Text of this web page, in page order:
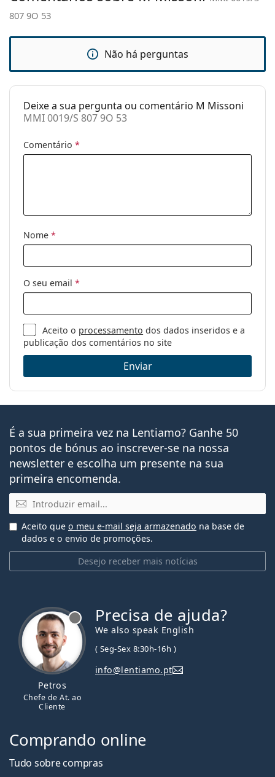
Estojo:
Pano de
Sim
Outros
Categoria:
Óculos de sol
Uso:
Moda
807 9O 53
Não há perguntas
Deixe a sua pergunta ou comentário M Missoni
MMI 0019/S 807 9O 53
Comentário *
Nome *
O seu email *
Aceito o processamento dos dados inseridos e a
publicação dos comentários no site
Enviar
É a sua primeira vez na Lentiamo? Ganhe 50
pontos de bónus ao inscrever-se na nossa
newsletter e escolha um presente na sua
primeira encomenda.
Email
Desejo receber mais notícias
Aceito que o meu e-mail seja armazenado na base de
dados e o envio de promoções.
Petros
Chefe de At. ao
Cliente
Precisa de ajuda?
We also speak English
( Seg-Sex 8:30h-16h )
info@lentiamo.pt
Comprando online
Tudo sobre compras